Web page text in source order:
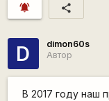
notifications_active share
D
dimon60s
Автор
В 2017 году наш